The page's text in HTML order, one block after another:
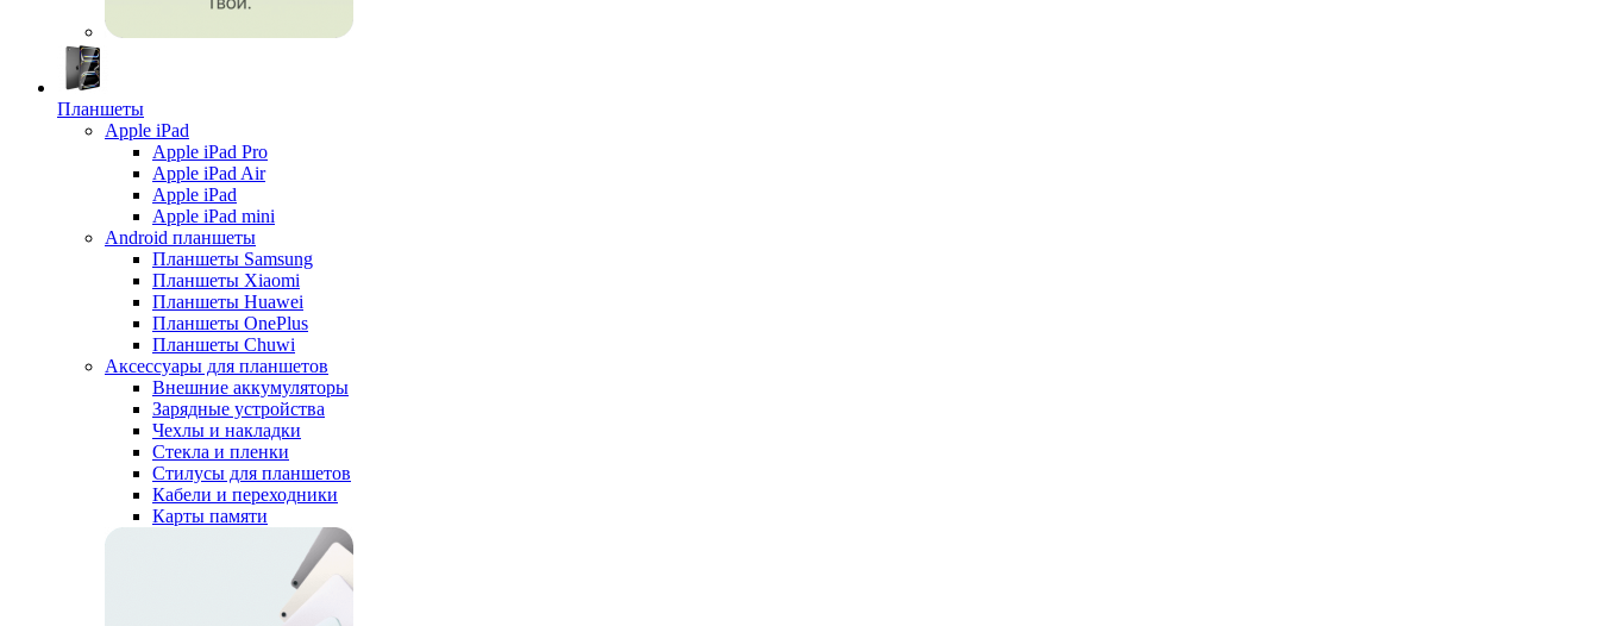
Планшеты
Apple iPad
Apple iPad Pro
Apple iPad Air
Apple iPad
Apple iPad mini
Android планшеты
Планшеты Samsung
Планшеты Xiaomi
Планшеты Huawei
Планшеты OnePlus
Планшеты Chuwi
Аксессуары для планшетов
Внешние аккумуляторы
Зарядные устройства
Чехлы и накладки
Стекла и пленки
Стилусы для планшетов
Кабели и переходники
Карты памяти